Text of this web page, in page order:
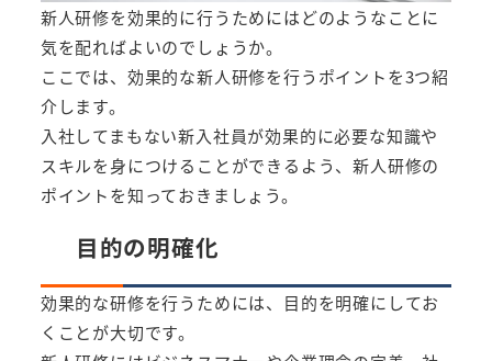
新人研修を効果的に行うためにはどのようなことに
気を配ればよいのでしょうか。
ここでは、効果的な新人研修を行うポイントを3つ紹
介します。
入社してまもない新入社員が効果的に必要な知識や
スキルを身につけることができるよう、新人研修の
ポイントを知っておきましょう。
目的の明確化
効果的な研修を行うためには、目的を明確にしてお
くことが大切です。